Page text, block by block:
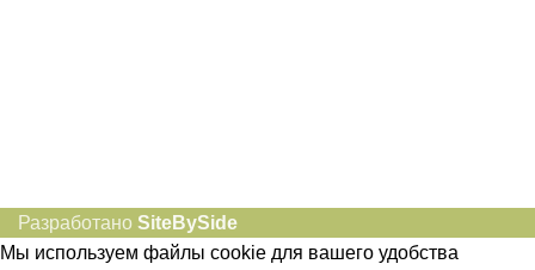
Разработано SiteBySide
Мы используем файлы cookie для вашего удобства